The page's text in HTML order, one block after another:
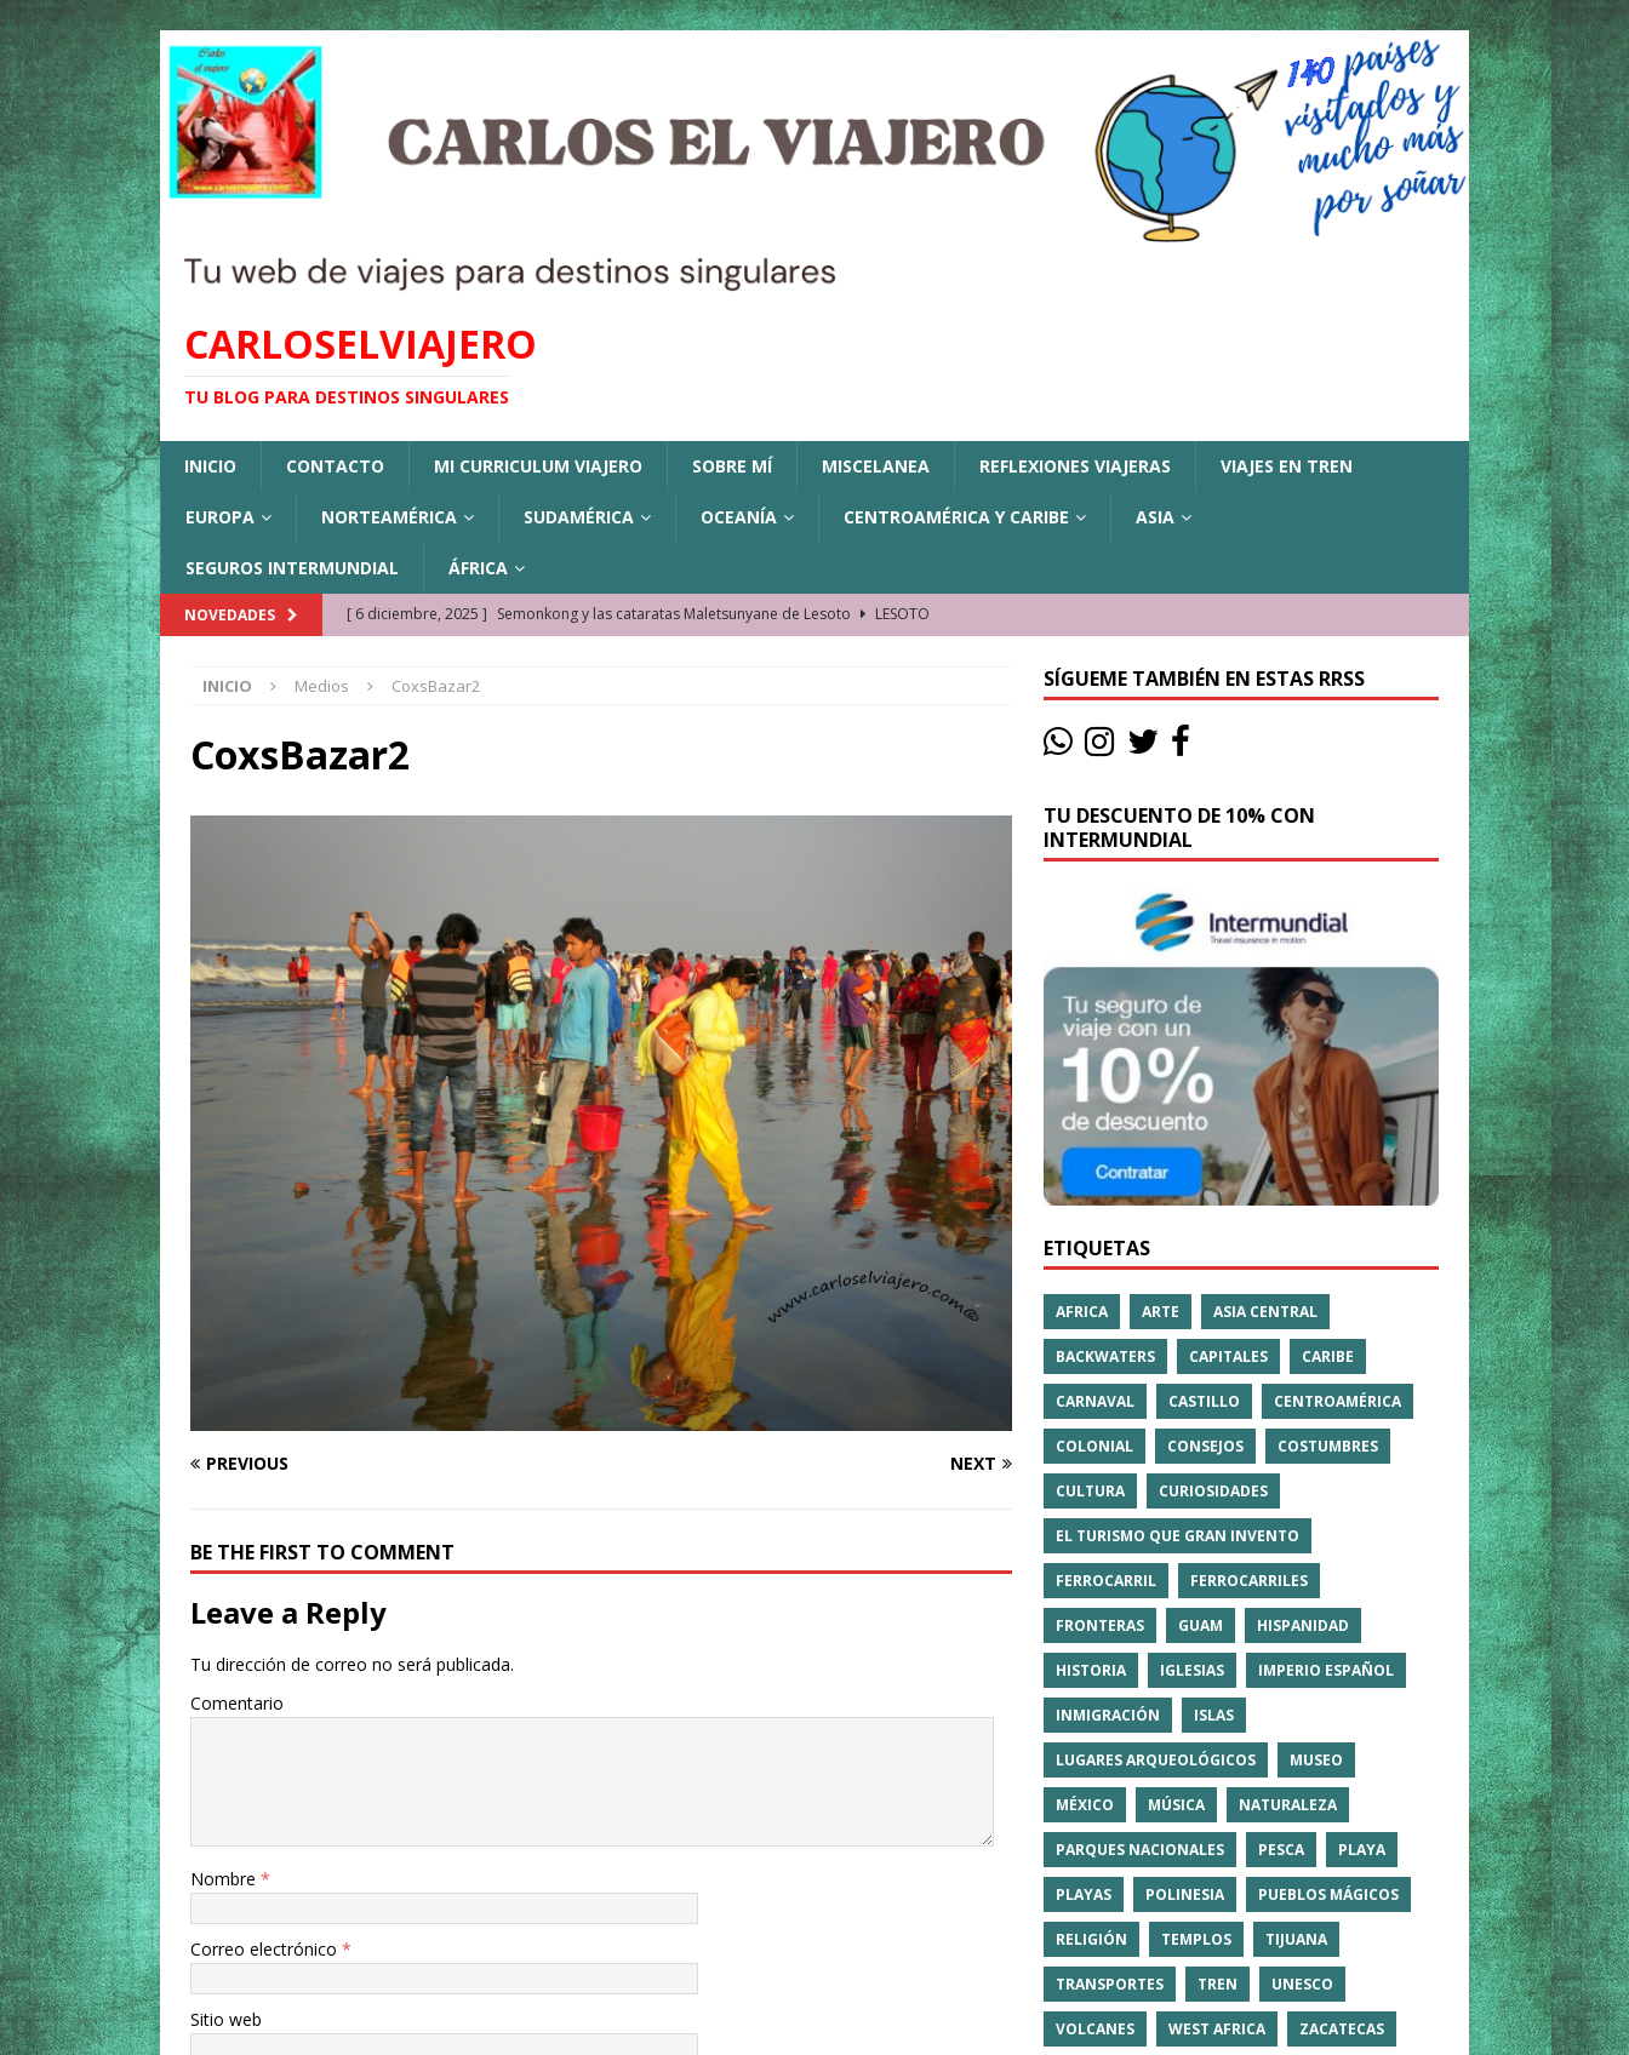
CARLOSELVIAJERO
TU BLOG PARA DESTINOS SINGULARES
INICIO CONTACTO MI CURRICULUM VIAJERO SOBRE MÍ MISCELANEA REFLEXIONES VIAJERAS VIAJES EN TREN
EUROPA NORTEAMÉRICA SUDAMÉRICA OCEANÍA CENTROAMÉRICA Y CARIBE ASIA
SEGUROS INTERMUNDIAL ÁFRICA
NOVEDADES [ 6 diciembre, 2025 ] Semonkong y las cataratas Maletsunyane de Lesoto
LESOTO
KAZAJISTÁN
[ 22 noviembre, 2025 ]
[ 9 octubre, 2025 ] JAMAICA. La historia de la misteriosa avioneta de la playa
JAMAICA
[ 15 marzo, 2026 ]
Ela Nguema. El barrio más castizo de Malabo GUINEA ECUATORIAL
INICIO Medios CoxsBazar2
CoxsBazar2
PREVIOUS NEXT
BE THE FIRST TO COMMENT
Leave a Reply
Tu dirección de correo no será publicada.
Comentario
Nombre *
Correo electrónico *
Sitio web
SÍGUEME TAMBIÉN EN ESTAS RRSS
TU DESCUENTO DE 10% CON
INTERMUNDIAL
ETIQUETAS
AFRICA ARTE ASIA CENTRAL
BACKWATERS CAPITALES CARIBE
CARNAVAL CASTILLO CENTROAMÉRICA
COLONIAL CONSEJOS COSTUMBRES
CULTURA CURIOSIDADES
EL TURISMO QUE GRAN INVENTO
FERROCARRIL FERROCARRILES
FRONTERAS GUAM HISPANIDAD
HISTORIA IGLESIAS IMPERIO ESPAÑOL
INMIGRACIÓN ISLAS
LUGARES ARQUEOLÓGICOS MUSEO
MÉXICO MÚSICA NATURALEZA
PARQUES NACIONALES PESCA PLAYA
PLAYAS POLINESIA PUEBLOS MÁGICOS
RELIGIÓN TEMPLOS TIJUANA
TRANSPORTES TREN UNESCO
VOLCANES WEST AFRICA ZACATECAS